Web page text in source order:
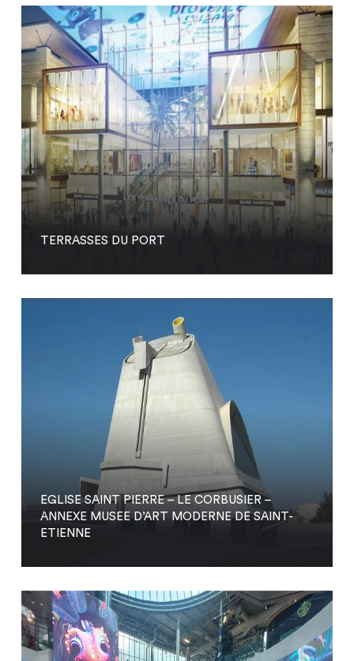
TERRASSES DU PORT
EGLISE SAINT PIERRE – LE CORBUSIER –
ANNEXE MUSEE D’ART MODERNE DE SAINT-
ETIENNE